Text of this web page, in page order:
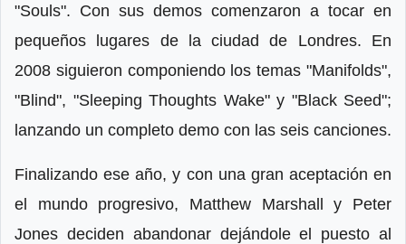
"Souls". Con sus demos comenzaron a tocar en
pequeños lugares de la ciudad de Londres. En
2008 siguieron componiendo los temas "Manifolds",
"Blind", "Sleeping Thoughts Wake" y "Black Seed";
lanzando un completo demo con las seis canciones.
Finalizando ese año, y con una gran aceptación en
el mundo progresivo, Matthew Marshall y Peter
Jones deciden abandonar dejándole el puesto al